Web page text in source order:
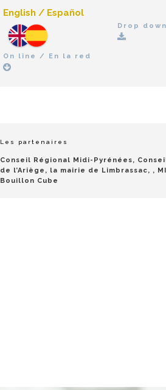
English / Español
On line / En la red
Drop
Les partenaires
Conseil Régional Midi-Pyrénées,
de l’Ariège, la mairie de Limbrassac, ,
Bouillon Cube